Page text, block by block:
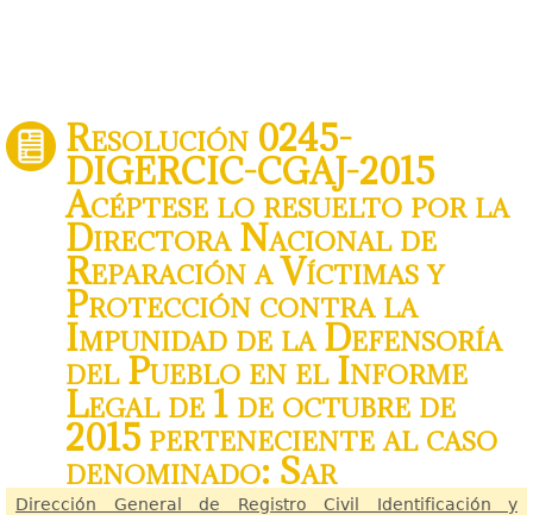
Resolución 0245-
DIGERCIC-CGAJ-2015
Acéptese lo resuelto por la
Directora Nacional de
Reparación a Víctimas y
Protección contra la
Impunidad de la Defensoría
del Pueblo en el Informe
Legal de 1 de octubre de
2015 perteneciente al caso
denominado: Sar
Dirección General de Registro Civil Identificación y